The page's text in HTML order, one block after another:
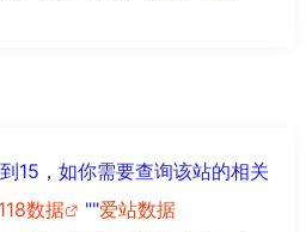
15，如你需要查询该站的相关
数据 ""爱站数据